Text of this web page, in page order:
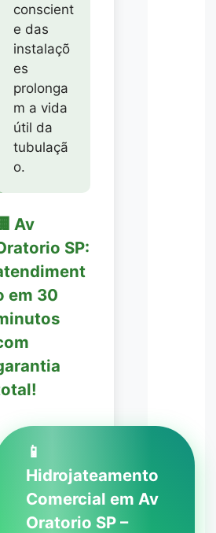
conscient
e das
instalaçõ
es
prolonga
m a vida
útil da
tubulaçã
o.
Av
SP:
em 30
📱
Hidrojateamento
Comercial em Av
Oratorio SP –